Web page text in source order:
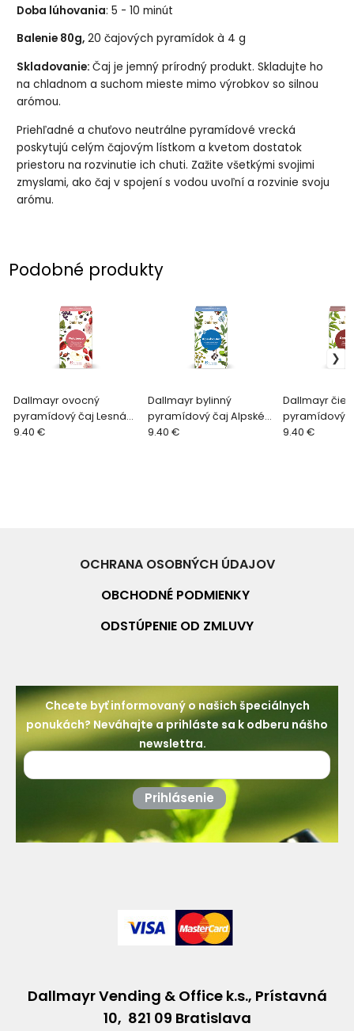
Doba lúhovania: 5 - 10 minút
Balenie 80g,20 čajových pyramídok à 4 g
Skladovanie:Čaj je jemný prírodný produkt. Skladujte ho
na chladnom a suchom mieste mimo výrobkov so silnou
arómou.
Priehľadné a chuťovo neutrálne pyramídové vrecká
poskytujú celým čajovým lístkom a kvetom dostatok
priestoru na rozvinutie ich chuti. Zažite všetkými svojimi
zmyslami, ako čaj v spojení s vodou uvoľní a rozvinie svoju
arómu.
Podobné produkty
Dallmayr ovocný
pyramídový čaj Lesná
zmes
9.40 €
Dallmayr bylinný
pyramídový čaj Alpské
bylinky BIO
9.40 €
Dallmayr
pyramídový
BIO
9.40 €
OCHRANA OSOBNÝCH ÚDAJOV
OBCHODNÉ PODMIENKY
ODSTÚPENIE OD ZMLUVY
Chcete byť informovaný o našich špeciálnych
ponukách? Neváhajte a prihláste sa k odberu nášho
newslettra.
Prihlásenie
Dallmayr Vending & Office k.s., Prístavná
10, 821 09 Bratislava